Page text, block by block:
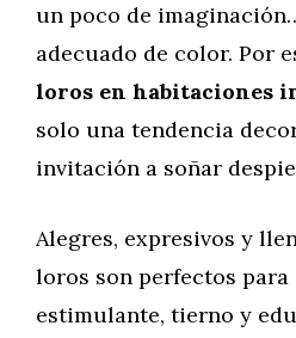
un poco de
adecuado de color. Por
loros en habitaciones
solo una tendencia
invitación a soñar
Alegres, expresivos y
loros son perfectos
estimulante, tierno y